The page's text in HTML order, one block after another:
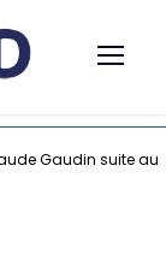
Gaudin suite au